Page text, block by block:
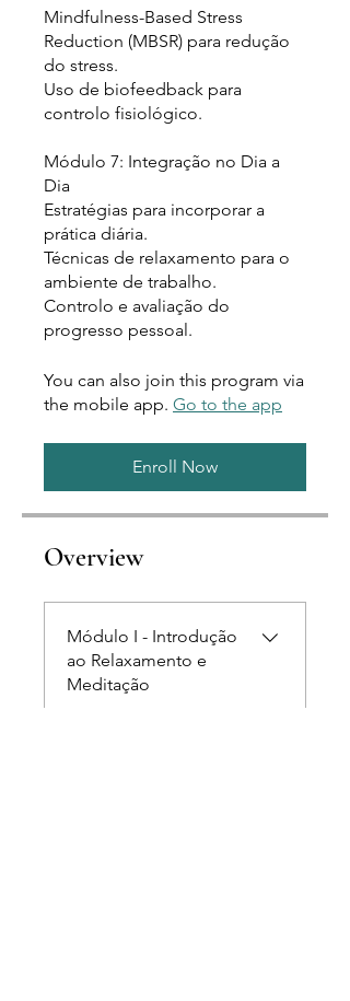
Mindfulness-Based Stress
Reduction (MBSR) para redução
do stress.
Uso de biofeedback para
controlo fisiológico.
Módulo 7: Integração no Dia a
Dia
Estratégias para incorporar a
prática diária.
Técnicas de relaxamento para o
ambiente de trabalho.
Controlo e avaliação do
You can also join this program via
the mobile app. Go to the app
Enroll Now
Overview
Módulo I - Introdução
ao Relaxamento e
Meditação